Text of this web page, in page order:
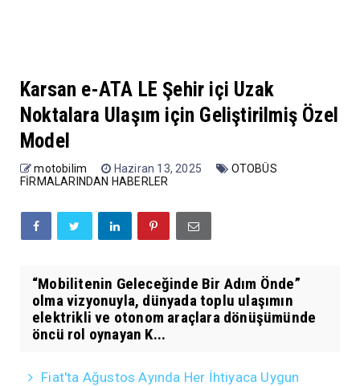
Karsan e-ATA LE Şehir içi Uzak
Noktalara Ulaşım için Geliştirilmiş Özel
Model
motobilim Haziran 13, 2025
OTOBÜS
FİRMALARINDAN HABERLER
“Mobilitenin Geleceğinde Bir Adım Önde”
olma vizyonuyla, dünyada toplu ulaşımın
elektrikli ve otonom araçlara dönüşümünde
öncü rol oynayan K...
Fiat'ta Ağustos Ayında Her İhtiyaca Uygun